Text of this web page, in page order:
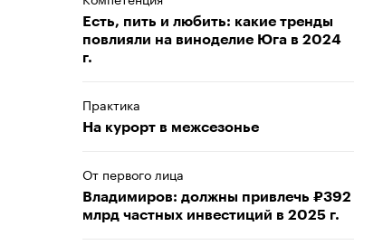
Есть, пить и любить: какие тренды
повлияли на виноделие Юга в 2024
г.
Практика
На курорт в межсезонье
От первого лица
Владимиров: должны привлечь ₽392
млрд частных инвестиций в 2025 г.